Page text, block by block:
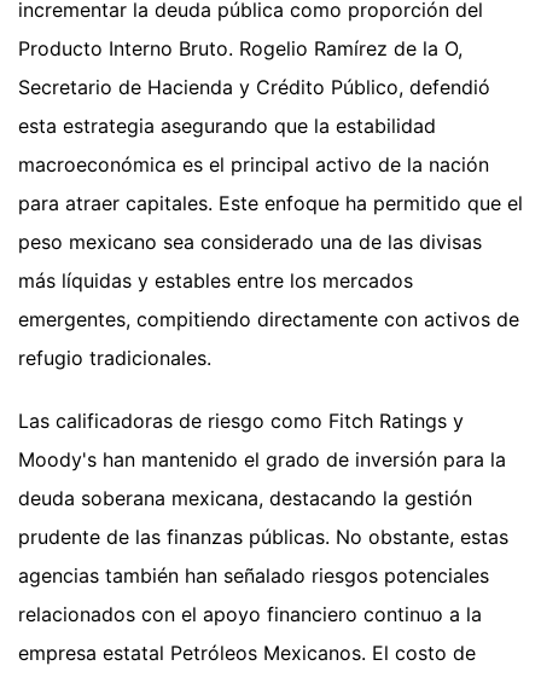
incrementar la deuda pública como proporción del
Producto Interno Bruto. Rogelio Ramírez de la O,
Secretario de Hacienda y Crédito Público, defendió
esta estrategia asegurando que la estabilidad
macroeconómica es el principal activo de la nación
para atraer capitales. Este enfoque ha permitido que el
peso mexicano sea considerado una de las divisas
más líquidas y estables entre los mercados
emergentes, compitiendo directamente con activos de
refugio tradicionales.
Las calificadoras de riesgo como Fitch Ratings y
Moody's han mantenido el grado de inversión para la
deuda soberana mexicana, destacando la gestión
prudente de las finanzas públicas. No obstante, estas
agencias también han señalado riesgos potenciales
relacionados con el apoyo financiero continuo a la
empresa estatal Petróleos Mexicanos. El costo de